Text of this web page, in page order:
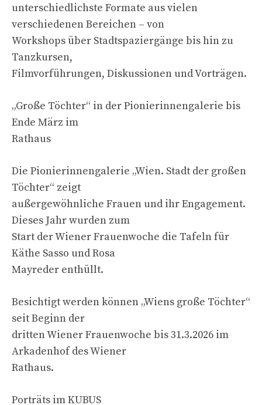
unterschiedlichste Formate aus vielen
verschiedenen Bereichen – von
Workshops über Stadtspaziergänge bis hin zu
Tanzkursen,
Filmvorführungen, Diskussionen und Vorträgen.
„Große Töchter“ in der Pionierinnengalerie bis
Ende März im
Rathaus
Die Pionierinnengalerie „Wien. Stadt der großen
Töchter“ zeigt
außergewöhnliche Frauen und ihr Engagement.
Dieses Jahr wurden zum
Start der Wiener Frauenwoche die Tafeln für
Käthe Sasso und Rosa
Mayreder enthüllt.
Besichtigt werden können „Wiens große Töchter“
seit Beginn der
dritten Wiener Frauenwoche bis 31.3.2026 im
Arkadenhof des Wiener
Rathaus.
Porträts im KUBUS